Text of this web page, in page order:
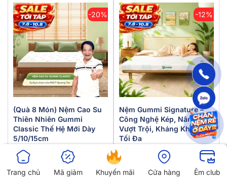
-20%
(Quà 8 Món) Nệm Cao Su
Thiên Nhiên Gummi
Classic Thế Hệ Mới Dày
5/10/15cm
8.890.000đ
7.112.000đ
-12%
Nệm Gummi Signature –
Công Nghệ Kép, Nâng Đỡ
Vượt Trội, Kháng Khuẩn
Tối Đa
12.950.000đ
11.362.000đ
Trang chủ Mã giảm Khuyến mãi Cửa hàng Êm club